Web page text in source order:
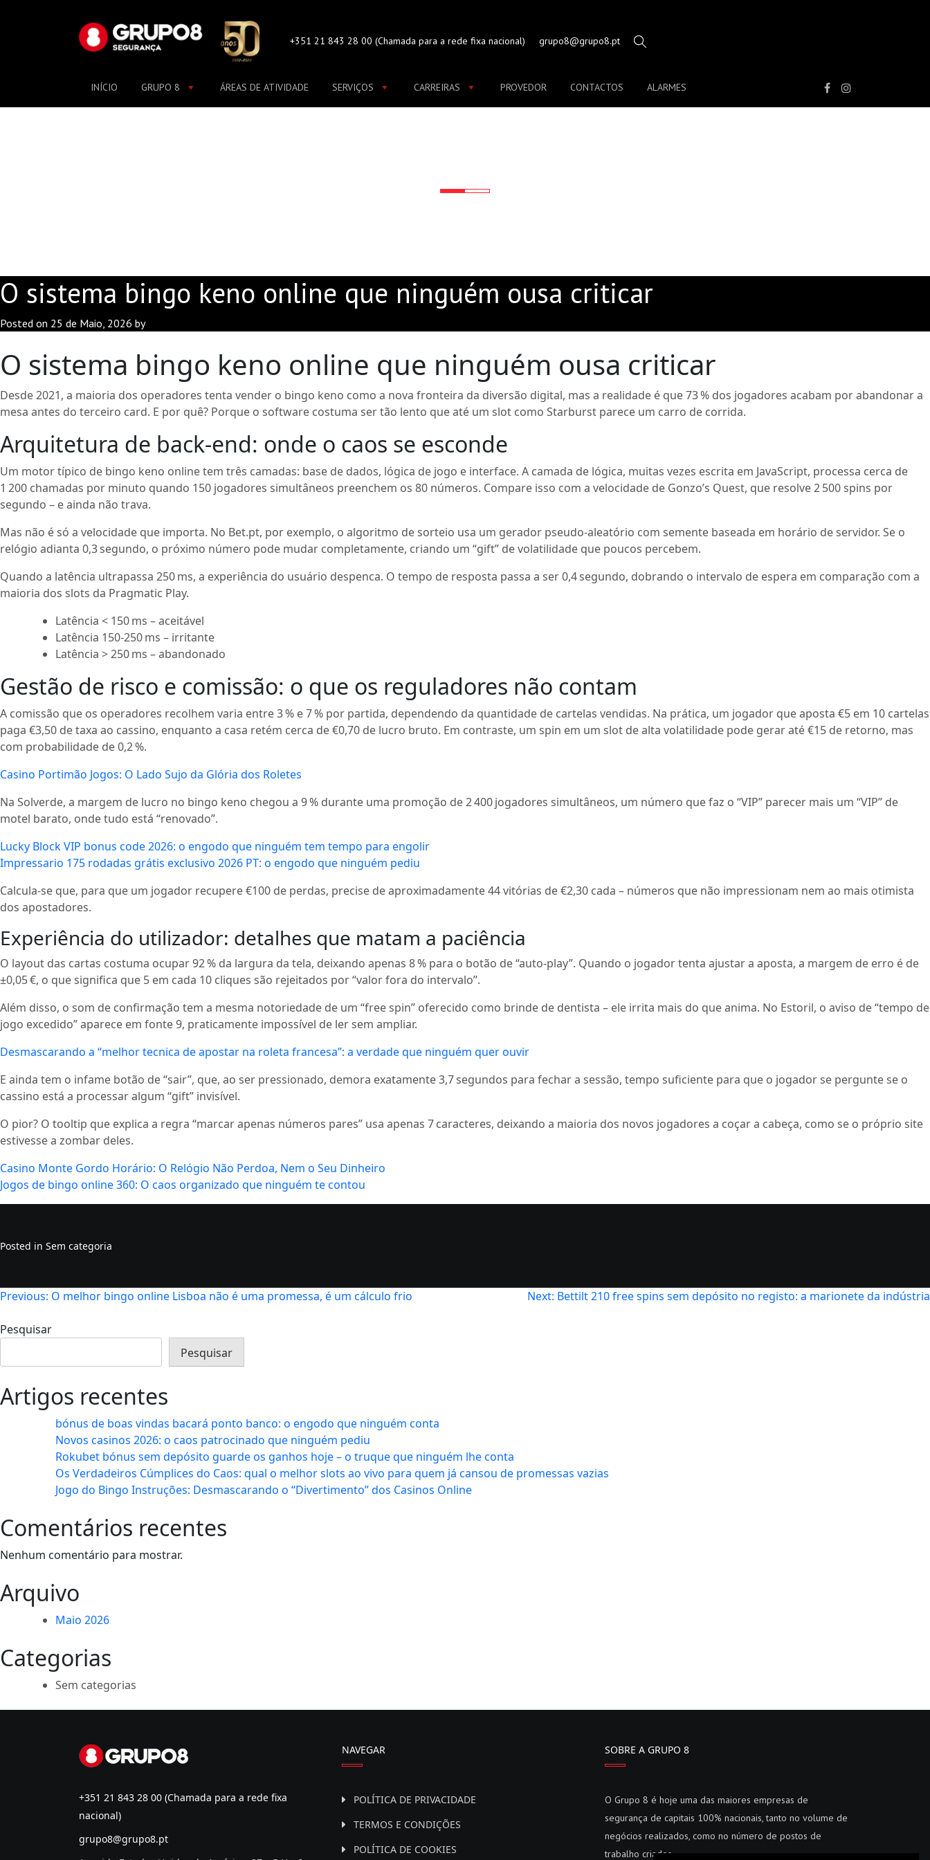
+351 21 843 28 00 (Chamada para a rede fixa nacional) grupo8@grupo8.pt
INÍCIO GRUPO 8 ÁREAS DE ATIVIDADE SERVIÇOS CARREIRAS PROVEDOR CONTACTOS ALARMES
O sistema bingo keno online que ninguém ousa criticar
Posted on 25 de Maio, 2026 by
O sistema bingo keno online que ninguém ousa criticar
Desde 2021, a maioria dos operadores tenta vender o bingo keno como a nova fronteira da diversão digital, mas a realidade é que 73 % dos jogadores acabam por abandonar a
mesa antes do terceiro card. E por quê? Porque o software costuma ser tão lento que até um slot como Starburst parece um carro de corrida.
Arquitetura de back‑end: onde o caos se esconde
Um motor típico de bingo keno online tem três camadas: base de dados, lógica de jogo e interface. A camada de lógica, muitas vezes escrita em JavaScript, processa cerca de
1 200 chamadas por minuto quando 150 jogadores simultâneos preenchem os 80 números. Compare isso com a velocidade de Gonzo’s Quest, que resolve 2 500 spins por
segundo – e ainda não trava.
Mas não é só a velocidade que importa. No Bet.pt, por exemplo, o algoritmo de sorteio usa um gerador pseudo‑aleatório com semente baseada em horário de servidor. Se o
relógio adianta 0,3 segundo, o próximo número pode mudar completamente, criando um “gift” de volatilidade que poucos percebem.
Quando a latência ultrapassa 250 ms, a experiência do usuário despenca. O tempo de resposta passa a ser 0,4 segundo, dobrando o intervalo de espera em comparação com a
maioria dos slots da Pragmatic Play.
Latência < 150 ms – aceitável
Latência 150‑250 ms – irritante
Latência > 250 ms – abandonado
Gestão de risco e comissão: o que os reguladores não contam
A comissão que os operadores recolhem varia entre 3 % e 7 % por partida, dependendo da quantidade de cartelas vendidas. Na prática, um jogador que aposta €5 em 10 cartelas
paga €3,50 de taxa ao cassino, enquanto a casa retém cerca de €0,70 de lucro bruto. Em contraste, um spin em um slot de alta volatilidade pode gerar até €15 de retorno, mas
com probabilidade de 0,2 %.
Casino Portimão Jogos: O Lado Sujo da Glória dos Roletes
Na Solverde, a margem de lucro no bingo keno chegou a 9 % durante uma promoção de 2 400 jogadores simultâneos, um número que faz o “VIP” parecer mais um “VIP” de
motel barato, onde tudo está “renovado”.
Lucky Block VIP bonus code 2026: o engodo que ninguém tem tempo para engolir
Impressario 175 rodadas grátis exclusivo 2026 PT: o engodo que ninguém pediu
Calcula‑se que, para que um jogador recupere €100 de perdas, precise de aproximadamente 44 vitórias de €2,30 cada – números que não impressionam nem ao mais otimista
dos apostadores.
Experiência do utilizador: detalhes que matam a paciência
O layout das cartas costuma ocupar 92 % da largura da tela, deixando apenas 8 % para o botão de “auto‑play”. Quando o jogador tenta ajustar a aposta, a margem de erro é de
±0,05 €, o que significa que 5 em cada 10 cliques são rejeitados por “valor fora do intervalo”.
Além disso, o som de confirmação tem a mesma notoriedade de um “free spin” oferecido como brinde de dentista – ele irrita mais do que anima. No Estoril, o aviso de “tempo de
jogo excedido” aparece em fonte 9, praticamente impossível de ler sem ampliar.
Desmascarando a “melhor tecnica de apostar na roleta francesa”: a verdade que ninguém quer ouvir
E ainda tem o infame botão de “sair”, que, ao ser pressionado, demora exatamente 3,7 segundos para fechar a sessão, tempo suficiente para que o jogador se pergunte se o
cassino está a processar algum “gift” invisível.
O pior? O tooltip que explica a regra “marcar apenas números pares” usa apenas 7 caracteres, deixando a maioria dos novos jogadores a coçar a cabeça, como se o próprio site
estivesse a zombar deles.
Casino Monte Gordo Horário: O Relógio Não Perdoa, Nem o Seu Dinheiro
Jogos de bingo online 360: O caos organizado que ninguém te contou
Posted in Sem categoria
Navegação
de
Previous: O melhor bingo online Lisboa não é uma promessa, é um cálculo frio Next: Bettilt 210 free spins sem depósito no registo: a marionete da indústria
Pesquisar
Pesquisar
Artigos recentes
bónus de boas vindas bacará ponto banco: o engodo que ninguém conta
Novos casinos 2026: o caos patrocinado que ninguém pediu
Rokubet bónus sem depósito guarde os ganhos hoje – o truque que ninguém lhe conta
Os Verdadeiros Cúmplices do Caos: qual o melhor slots ao vivo para quem já cansou de promessas vazias
Jogo do Bingo Instruções: Desmascarando o “Divertimento” dos Casinos Online
Comentários recentes
Nenhum comentário para mostrar.
Arquivo
Maio 2026
Categorias
Sem categorias
+351 21 843 28 00 (Chamada para a rede fixa
nacional)
grupo8@grupo8.pt
NAVEGAR
POLÍTICA DE PRIVACIDADE
TERMOS E CONDIÇÕES
POLÍTICA DE COOKIES
SOBRE A GRUPO 8
O Grupo 8 é hoje uma das maiores empresas de
segurança de capitais 100% nacionais, tanto no volume de
negócios realizados, como no número de postos de
trabalho criados.